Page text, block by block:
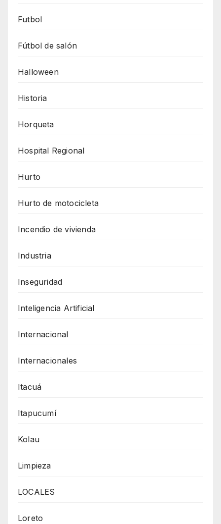
Futbol
Fútbol de salón
Halloween
Historia
Horqueta
Hospital Regional
Hurto
Hurto de motocicleta
Incendio de vivienda
Industria
Inseguridad
Inteligencia Artificial
Internacional
Internacionales
Itacuá
Itapucumí
Kolau
Limpieza
LOCALES
Loreto